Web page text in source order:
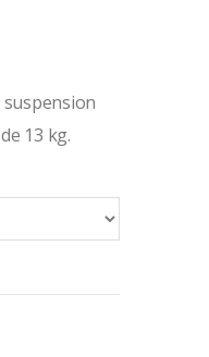
13 kg.